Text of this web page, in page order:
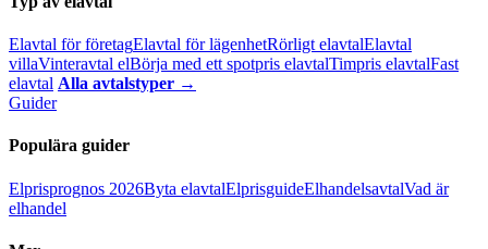
Elavtal för företagElavtal för lägenhetRörligt elavtalElavtal
villaVinteravtal elBörja med ett spotpris elavtalTimpris elavtalFast
elavtal Alla avtalstyper →
Guider
Populära guider
Elprisprognos 2026Byta elavtalElprisguideElhandelsavtalVad är
elhandel